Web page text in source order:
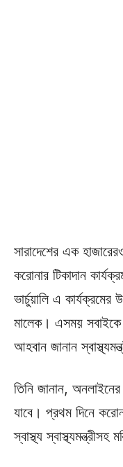
সারাদেশের এক
করোনার টিকাদান
ভার্চুয়ালি এ কার্যক্রমের
মালেক। এসময় সবাইকে
আহবান জানান
তিনি জানান, অনলাইনের
যাবে। প্রথম দিনে
স্বাস্থ্য স্বাস্থ্যমন্ত্রীসহ